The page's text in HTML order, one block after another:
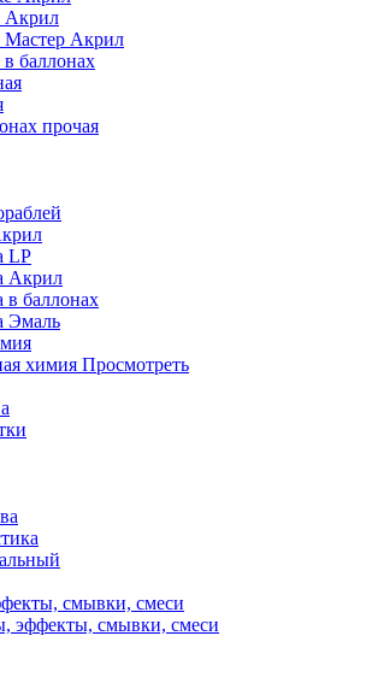
Акрил
Мастер Акрил
в баллонах
прочая
LP
Акрил
в баллонах
Эмаль
химия Просмотреть
смывки, смеси
эффекты, смывки, смеси